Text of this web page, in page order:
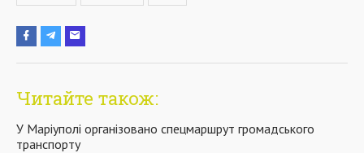
Читайте також:
У Маріуполі організовано спецмаршрут громадського
транспорту